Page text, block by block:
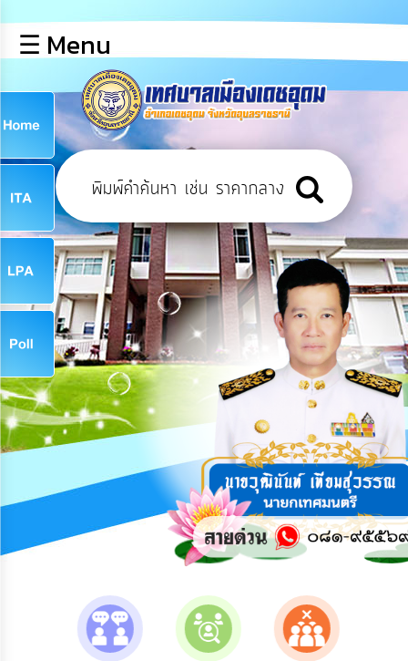
หลัก
ข้อมูล
พื้น
ฐาน
บุคลากร
ข่าว
ประชาสัมพันธ์
การ
เผย
ข้อมูล
สาธารณะ
OIT
การ
ปฏิสัมพันธ์
ฟัง
ความ
ยุทธศาสตร์/
☰ Menu